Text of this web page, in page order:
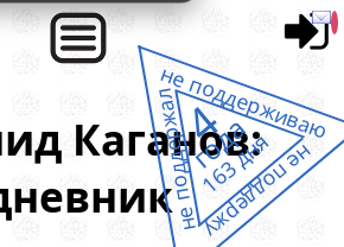
Каганов:
не поддержал
не поддерживаю
не поддержу
4
года
163 дня